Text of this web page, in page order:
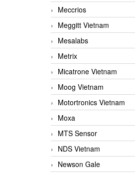
Meccrios
Meggitt Vietnam
Mesalabs
Metrix
Micatrone Vietnam
Moog Vietnam
Motortronics Vietnam
Moxa
MTS Sensor
NDS Vietnam
Newson Gale